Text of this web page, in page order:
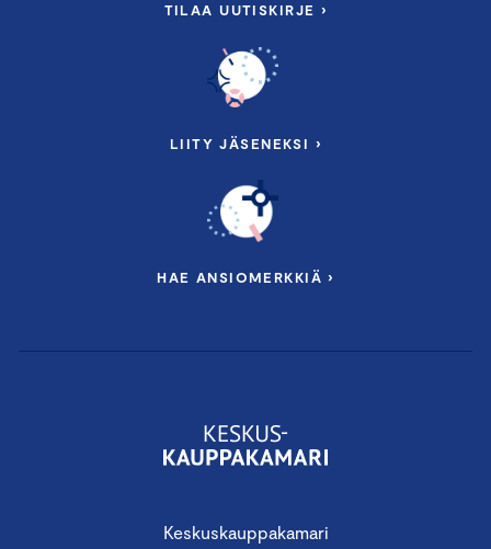
Keskuskauppakamari
TILAA UUTISKIRJE ›
LIITY JÄSENEKSI ›
HAE ANSIOMERKKIÄ ›